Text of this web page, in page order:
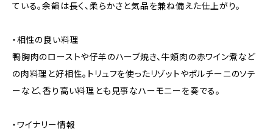
ている。余韻は長く、柔らかさと気品を兼ね備えた仕上がり。
・相性の良い料理
鴨胸肉のローストや仔羊のハーブ焼き、牛頬肉の赤ワイン煮など
の肉料理と好相性。トリュフを使ったリゾットやポルチーニのソテ
ーなど、香り高い料理とも見事なハーモニーを奏でる。
・ワイナリー情報